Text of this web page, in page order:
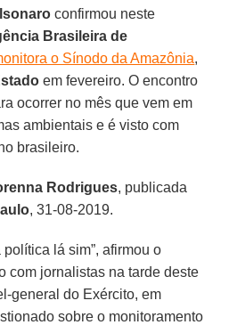
confirmou neste
Brasileira de
o Sínodo da Amazônia,
em fevereiro. O encontro
ocorrer no mês que vem em
ambientais e é visto com
brasileiro.
Rodrigues, publicada
, 31-08-2019.
lá sim”, afirmou o
com jornalistas na tarde deste
general do Exército, em
sobre o monitoramento